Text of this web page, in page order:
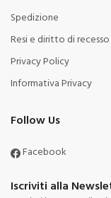
Spedizione
Resi e diritto di recesso
Privacy Policy
Informativa Privacy
Follow Us
Facebook
Iscriviti alla